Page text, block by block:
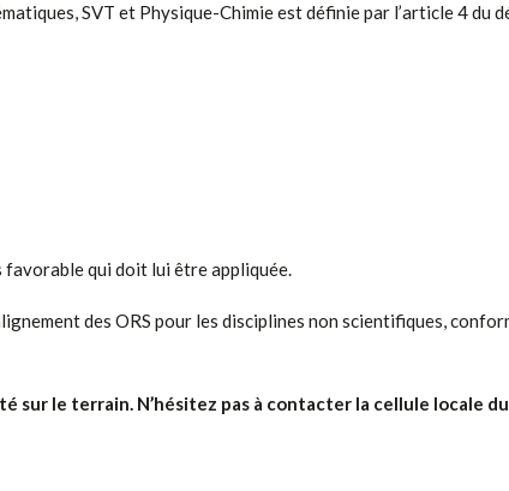
SVT et Physique-Chimie est définie par l’article 4 du
favorable qui doit lui être appliquée.
des ORS pour les disciplines non scientifiques,
le terrain. N’hésitez pas à contacter la cellule locale du